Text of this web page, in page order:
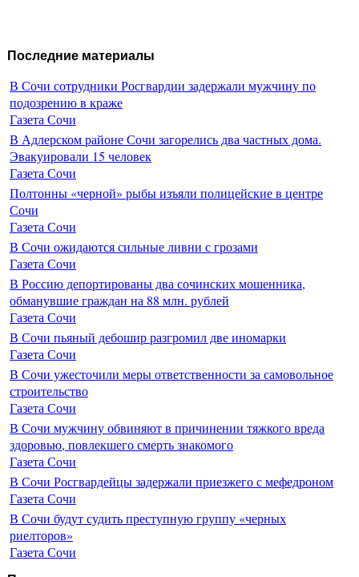
Последние материалы
В Сочи сотрудники Росгвардии задержали мужчину по
подозрению в краже
Газета Сочи
В Адлерском районе Сочи загорелись два частных дома.
Эвакуировали 15 человек
Газета Сочи
Полтонны «черной» рыбы изъяли полицейские в центре
Сочи
Газета Сочи
В Сочи ожидаются сильные ливни с грозами
Газета Сочи
В Россию депортированы два сочинских мошенника,
обманувшие граждан на 88 млн. рублей
Газета Сочи
В Сочи пьяный дебошир разгромил две иномарки
Газета Сочи
В Сочи ужесточили меры ответственности за самовольное
строительство
Газета Сочи
В Сочи мужчину обвиняют в причинении тяжкого вреда
здоровью, повлекшего смерть знакомого
Газета Сочи
В Сочи Росгвардейцы задержали приезжего с мефедроном
Газета Сочи
В Сочи будут судить преступную группу «черных
риелторов»
Газета Сочи